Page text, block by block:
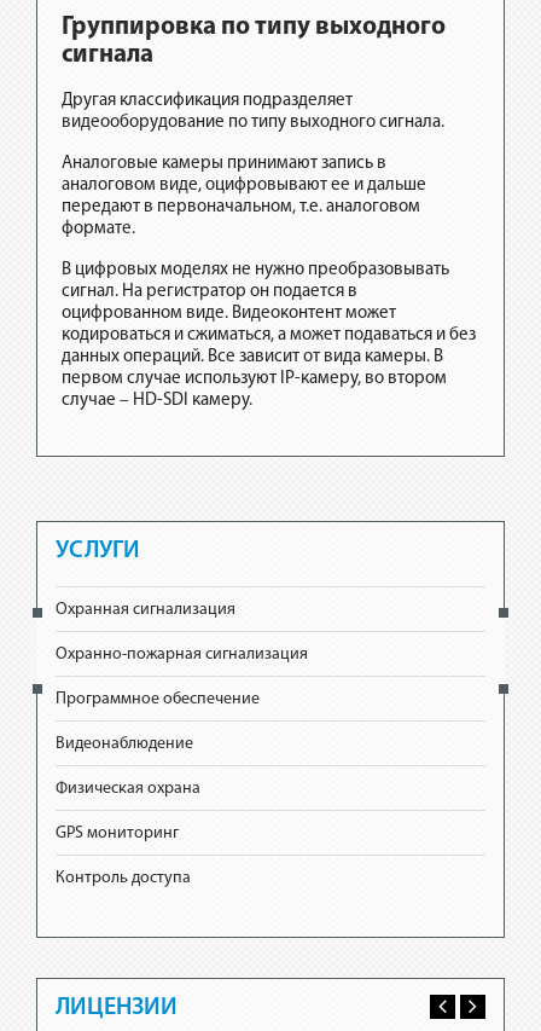
Группировка по типу выходного
сигнала
Другая классификация подразделяет
видеооборудование по типу выходного сигнала.
Аналоговые камеры принимают запись в
аналоговом виде, оцифровывают ее и дальше
передают в первоначальном, т.е. аналоговом
формате.
В цифровых моделях не нужно преобразовывать
сигнал. На регистратор он подается в
оцифрованном виде. Видеоконтент может
кодироваться и сжиматься, а может подаваться и без
данных операций. Все зависит от вида камеры. В
первом случае используют IP-камеру, во втором
случае – HD-SDI камеру.
УСЛУГИ
Охранная сигнализация
Охранно-пожарная сигнализация
Программное обеспечение
Видеонаблюдение
Физическая охрана
GPS мониторинг
Контроль доступа
ЛИЦЕНЗИИ